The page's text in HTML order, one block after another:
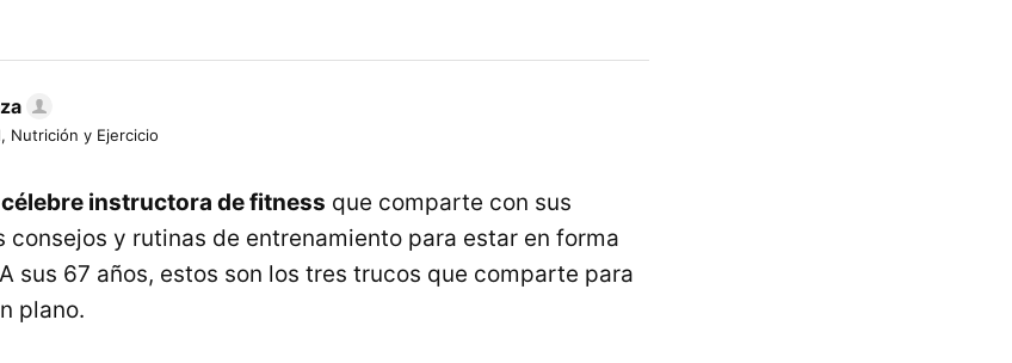
Nutrición y Ejercicio
célebre instructora de fitness que comparte con sus
consejos y rutinas de entrenamiento para estar en forma
sus 67 años, estos son los tres trucos que comparte para
plano.